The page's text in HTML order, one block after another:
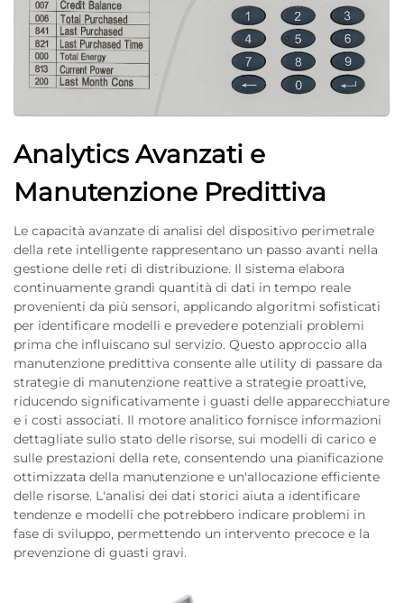
Analytics Avanzati e
Manutenzione Predittiva
Le capacità avanzate di analisi del dispositivo perimetrale
della rete intelligente rappresentano un passo avanti nella
gestione delle reti di distribuzione. Il sistema elabora
continuamente grandi quantità di dati in tempo reale
provenienti da più sensori, applicando algoritmi sofisticati
per identificare modelli e prevedere potenziali problemi
prima che influiscano sul servizio. Questo approccio alla
manutenzione predittiva consente alle utility di passare da
strategie di manutenzione reattive a strategie proattive,
riducendo significativamente i guasti delle apparecchiature
e i costi associati. Il motore analitico fornisce informazioni
dettagliate sullo stato delle risorse, sui modelli di carico e
sulle prestazioni della rete, consentendo una pianificazione
ottimizzata della manutenzione e un'allocazione efficiente
delle risorse. L'analisi dei dati storici aiuta a identificare
tendenze e modelli che potrebbero indicare problemi in
fase di sviluppo, permettendo un intervento precoce e la
prevenzione di guasti gravi.